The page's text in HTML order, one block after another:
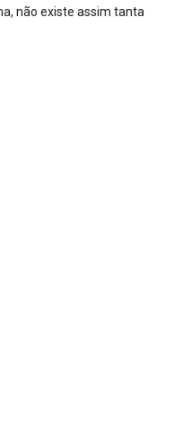
não existe assim tanta